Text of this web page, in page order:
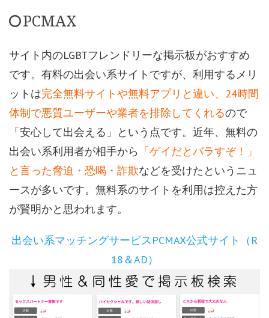
PCMAX
サイト内のLGBTフレンドリーな掲示板がおすすめ
です。有料の出会い系サイトですが、利用するメリ
ットは完全無料サイトや無料アプリと違い、24時間
体制で悪質ユーザーや業者を排除してくれるので
「安心して出会える」という点です。近年、無料の
出会い系利用者が相手から 「ゲイだとバラすぞ！」
と言った脅迫・恐喝・詐欺などを受けたというニュ
ースが多いです。無料系のサイトを利用は控えた方
が賢明かと思われます。
出会い系マッチングサービスPCMAX公式サイト（R
18＆AD）